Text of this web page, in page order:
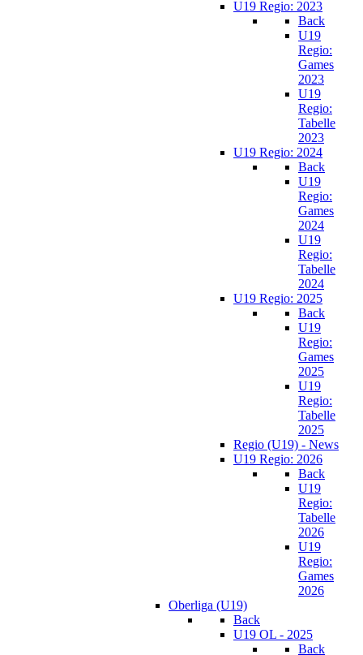
U19 Regio: 2023
Back
U19
Regio:
Games
2023
U19
Regio:
Tabelle
2023
U19 Regio: 2024
Back
U19
Regio:
Games
2024
U19
Regio:
Tabelle
2024
U19 Regio: 2025
Back
U19
Regio:
Games
2025
U19
Regio:
Tabelle
2025
Regio (U19) - News
U19 Regio: 2026
Back
U19
Regio:
Tabelle
2026
U19
Regio:
Games
2026
Oberliga (U19)
Back
U19 OL - 2025
Back